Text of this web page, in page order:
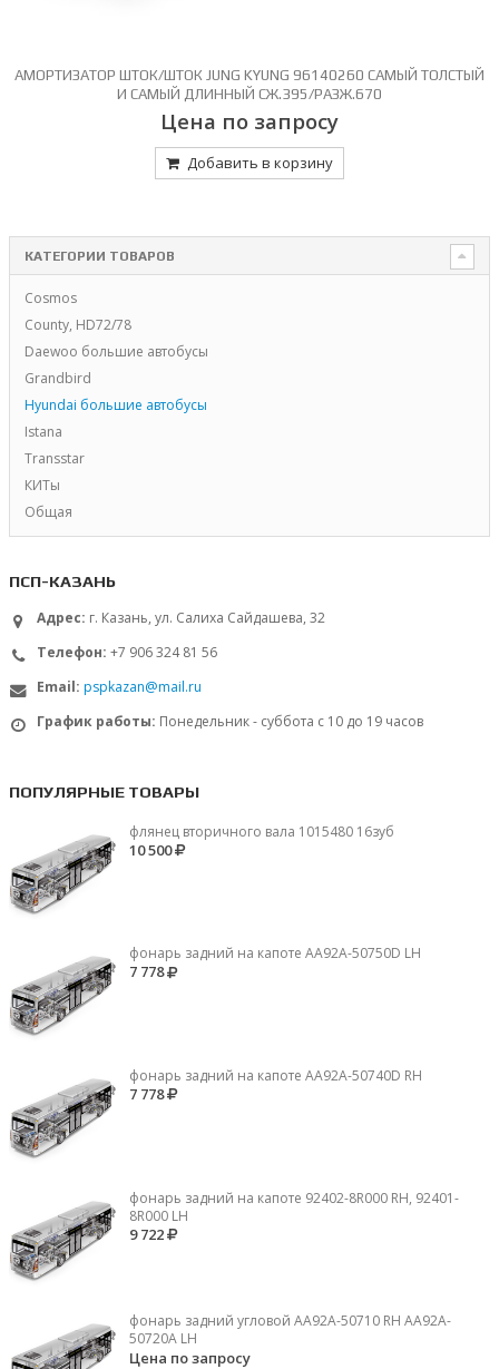
АМОРТИЗАТОР ШТОК/ШТОК JUNG KYUNG 96140260 САМЫЙ ТОЛСТЫЙ
И САМЫЙ ДЛИННЫЙ СЖ.395/РАЗЖ.670
Цена по запросу
Добавить в корзину
КАТЕГОРИИ ТОВАРОВ
Cosmos
County, HD72/78
Daewoo большие автобусы
Grandbird
Hyundai большие автобусы
Istana
Transstar
КИТы
Общая
ПСП-КАЗАНЬ
Адрес: г. Казань, ул. Салиха Сайдашева, 32
Телефон: +7 906 324 81 56
Email: pspkazan@mail.ru
График работы: Понедельник - суббота с 10 до 19 часов
ПОПУЛЯРНЫЕ ТОВАРЫ
флянец вторичного вала 1015480 16зуб
10 500
фонарь задний на капоте AA92A-50750D LH
7 778
фонарь задний на капоте AA92A-50740D RH
7 778
фонарь задний на капоте 92402-8R000 RH, 92401-
8R000 LH
9 722
фонарь задний угловой AA92A-50710 RH AA92A-
50720A LH
Цена по запросу